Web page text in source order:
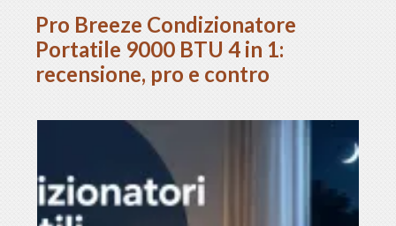
Pro Breeze Condizionatore
Portatile 9000 BTU 4 in 1:
recensione, pro e contro